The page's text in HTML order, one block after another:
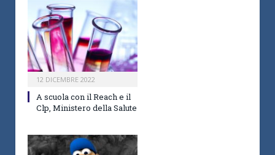
12 DICEMBRE 2022
A scuola con il Reach e il
Clp, Ministero della Salute